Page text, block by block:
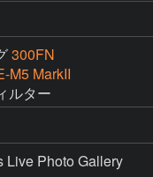
300FN
M5 MarkII
ルター
Live Photo Gallery